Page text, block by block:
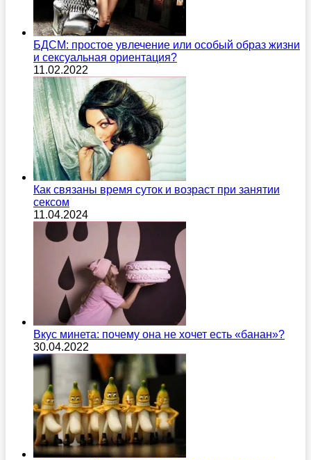
БДСМ: простое увлечение или особый образ жизни
и сексуальная ориентация?
11.02.2022
Как связаны время суток и возраст при занятии
сексом
11.04.2024
Вкус минета: почему она не хочет есть «банан»?
30.04.2022